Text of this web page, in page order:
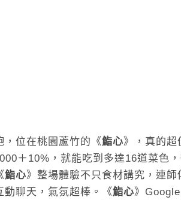
位在桃園蘆竹的《鮨心》，真的超
＋10%，就能吃到多達16道菜色
鮨心》整場體驗不只食材講究，連師
聊天，氣氛超棒。《鮨心》